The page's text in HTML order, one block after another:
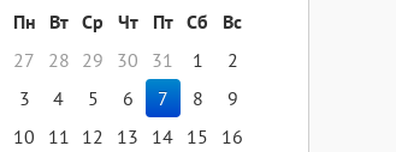
Пн
Вт Ср Чт Пт Сб
Вс
27
28 29 30 31 1
2
3
4 5 6 7 8
9
10
11 12 13 14 15
16